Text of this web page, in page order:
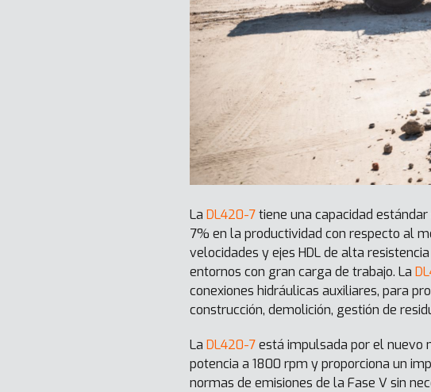
La DL420-7tiene una capacidad
7% en la productividad con respecto al
velocidades y ejes HDL de alta
entornos con gran carga de trabajo. La
conexiones hidráulicas auxiliares, para
construcción, demolición, gestión de
La DL420-7está impulsada por el nuevo
potencia a 1800 rpm y proporciona un
normas de emisiones de la Fase V sin